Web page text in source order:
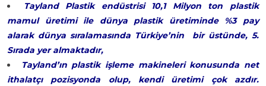
Tayland Plastik endüstrisi 10,1 Milyon ton plastik
mamul üretimi ile dünya plastik üretiminde %3 pay
alarak dünya sıralamasında Türkiye’nin bir üstünde, 5.
Sırada yer almaktadır,
Tayland’ın plastik işleme makineleri konusunda net
ithalatçı pozisyonda olup, kendi üretimi çok azdır.